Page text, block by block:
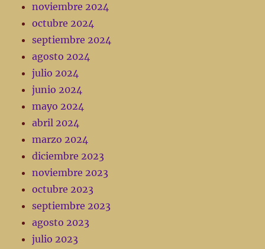
noviembre 2024
octubre 2024
septiembre 2024
agosto 2024
julio 2024
junio 2024
mayo 2024
abril 2024
marzo 2024
diciembre 2023
noviembre 2023
octubre 2023
septiembre 2023
agosto 2023
julio 2023